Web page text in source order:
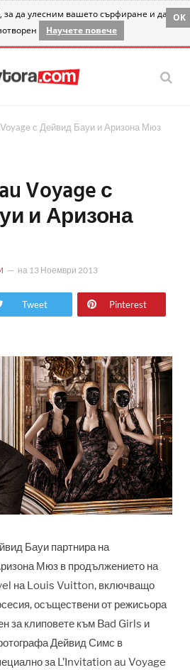
за да улесним вашето сърфиране и да
Научете повече
OK
Voyage с Дейвид Бауи и Аризона Мюз
Voyage с
и Аризона
на 13 Ноември 2013
Tweet Pinterest
Бауи партнира на
Мюз в продължението на
на Louis Vuitton, включващо
осъществени от режисьора
за клиповете към Bad Girls и
Дейвид Симс в
за L’Invitation au Voyage